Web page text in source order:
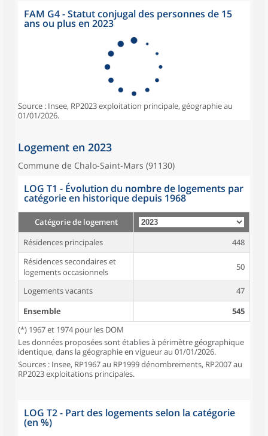
FAM G4 - Statut conjugal des personnes de 15
ans ou plus en 2023
Source : Insee, RP2023 exploitation principale, géographie au
01/01/2026.
Logement en 2023
Commune de Chalo-Saint-Mars (91130)
LOG T1 - Évolution du nombre de logements par
catégorie en historique depuis 1968
Catégorie de logement
Résidences principales
448
Résidences secondaires et
logements occasionnels
50
Logements vacants
47
Ensemble
545
(*) 1967 et 1974 pour les DOM
Les données proposées sont établies à périmètre géographique
identique, dans la géographie en vigueur au 01/01/2026.
Sources : Insee, RP1967 au RP1999 dénombrements, RP2007 au
RP2023 exploitations principales.
LOG T2 - Part des logements selon la catégorie
(en %)